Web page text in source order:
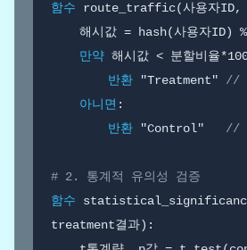
함수 route_traffic(사용자ID,
만약 해시값 < 분할비율
반환 "Treatment" //
아니면 :
반환 "Control" //
# 2. 통계적 유의성 검증
함수
treatment결과):